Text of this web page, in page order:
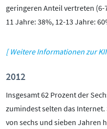
geringeren Anteil vertreten (6-
11 Jahre: 38%, 12-13 Jahre:
[ Weitere Informationen zur
2012
Insgesamt 62 Prozent der
zumindest selten das
von sechs und sieben Jahren